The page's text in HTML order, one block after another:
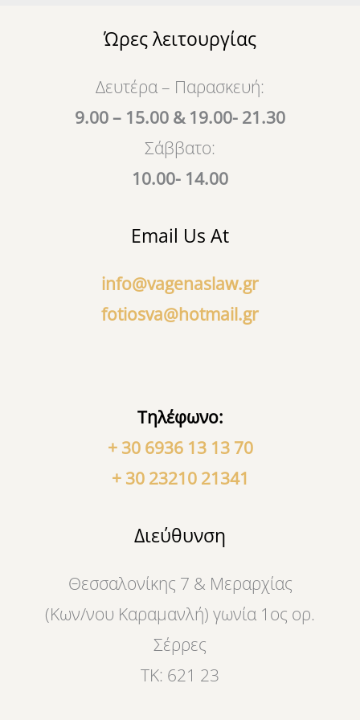
o
k
b
Ώρες λειτουργίας
Δευτέρα – Παρασκευή:
9.00 – 15.00 & 19.00- 21.30
Σάββατο:
10.00- 14.00
Email Us At
info@vagenaslaw.gr
fotiosva@hotmail.gr
Τηλέφωνο:
+ 30 6936 13 13 70
+ 30 23210 21341
Διεύθυνση
Θεσσαλονίκης 7 & Μεραρχίας
(Κων/νου Καραμανλή) γωνία 1ος ορ.
Σέρρες
ΤΚ: 621 23